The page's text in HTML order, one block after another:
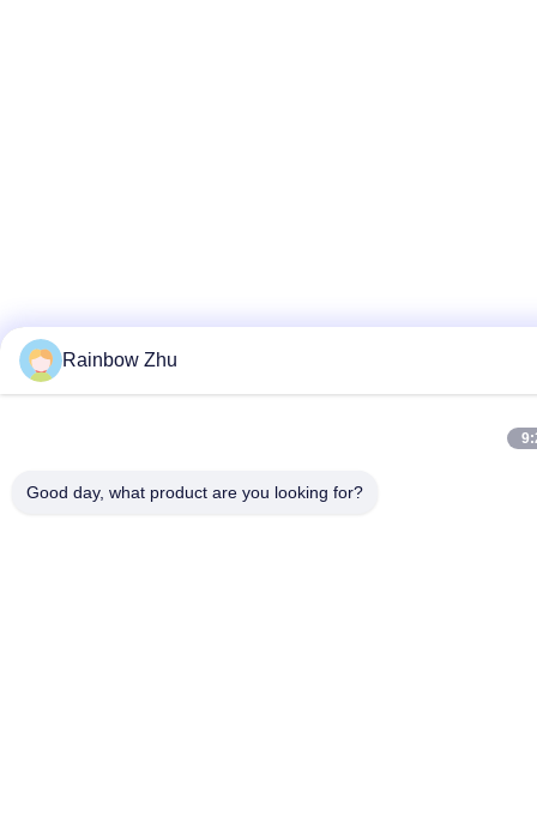
Rainbow Zhu
Good day, what product are you looking for?